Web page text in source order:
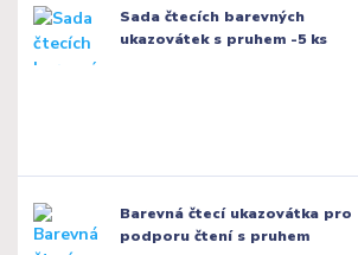
Sada čtecích barevných
ukazovátek s pruhem -5 ks
Barevná čtecí ukazovátka pro
podporu čtení s pruhem